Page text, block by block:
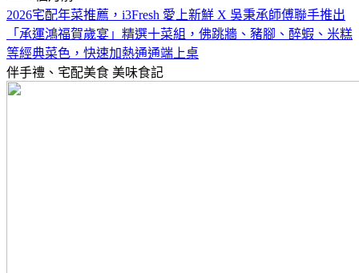
2026宅配年菜推薦，i3Fresh 愛上新鮮 X 吳秉承師傅聯手推出
「承運鴻福賀歲宴」精選十菜組，佛跳牆、豬腳、醉蝦、米糕
等經典菜色，快速加熱通通端上桌
伴手禮、宅配美食 美味食記